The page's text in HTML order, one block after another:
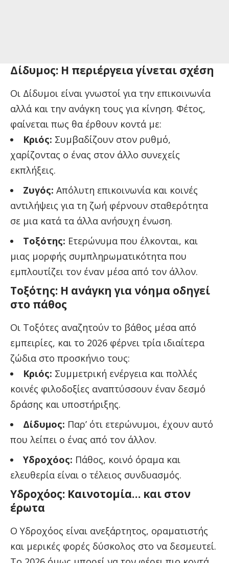
Δίδυμος: Η περιέργεια γίνεται σχέση
Οι Δίδυμοι είναι γνωστοί για την επικοινωνία
αλλά και την ανάγκη τους για κίνηση. Φέτος,
φαίνεται πως θα έρθουν κοντά με:
Κριός: Συμβαδίζουν στον ρυθμό,
χαρίζοντας ο ένας στον άλλο συνεχείς
εκπλήξεις.
Ζυγός: Απόλυτη επικοινωνία και κοινές
αντιλήψεις για τη ζωή φέρνουν σταθερότητα
σε μια κατά τα άλλα ανήσυχη ένωση.
Τοξότης: Ετερώνυμα που έλκονται, και
μιας μορφής συμπληρωματικότητα που
εμπλουτίζει τον έναν μέσα από τον άλλον.
Τοξότης: Η ανάγκη για νόημα οδηγεί
στο πάθος
Οι Τοξότες αναζητούν το βάθος μέσα από
εμπειρίες, και το 2026 φέρνει τρία ιδιαίτερα
ζώδια στο προσκήνιο τους:
Κριός: Συμμετρική ενέργεια και πολλές
κοινές φιλοδοξίες αναπτύσσουν έναν δεσμό
δράσης και υποστήριξης.
Δίδυμος: Παρ’ ότι ετερώνυμοι, έχουν αυτό
που λείπει ο ένας από τον άλλον.
Υδροχόος: Πάθος, κοινό όραμα και
ελευθερία είναι ο τέλειος συνδυασμός.
Υδροχόος: Καινοτομία… και στον
έρωτα
Ο Υδροχόος είναι ανεξάρτητος, οραματιστής
και μερικές φορές δύσκολος στο να δεσμευτεί.